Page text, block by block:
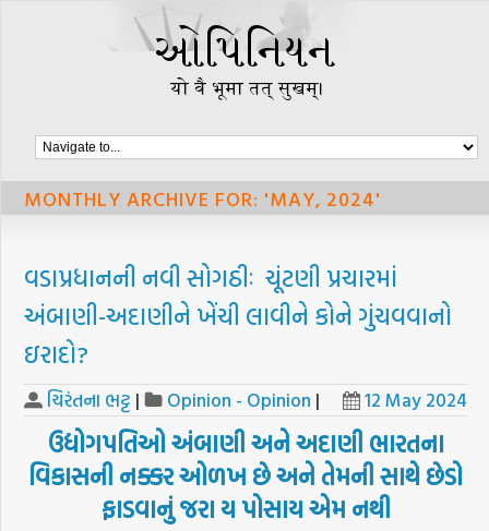
MONTHLY ARCHIVE FOR: 'MAY, 2024'
વડાપ્રધાનની નવી સોગઠીઃ ચૂંટણી પ્રચારમાં
અંબાણી-અદાણીને ખેંચી લાવીને કોને ગુંચવવાનો
ઇરાદો?
ચિરંતના ભટ્ટ | Opinion - Opinion | 12 May 2024
ઉદ્યોગપતિઓ અંબાણી અને અદાણી ભારતના
વિકાસની નક્કર ઓળખ છે અને તેમની સાથે છેડો
ફાડવાનું જરા ય પોસાય એમ નથી